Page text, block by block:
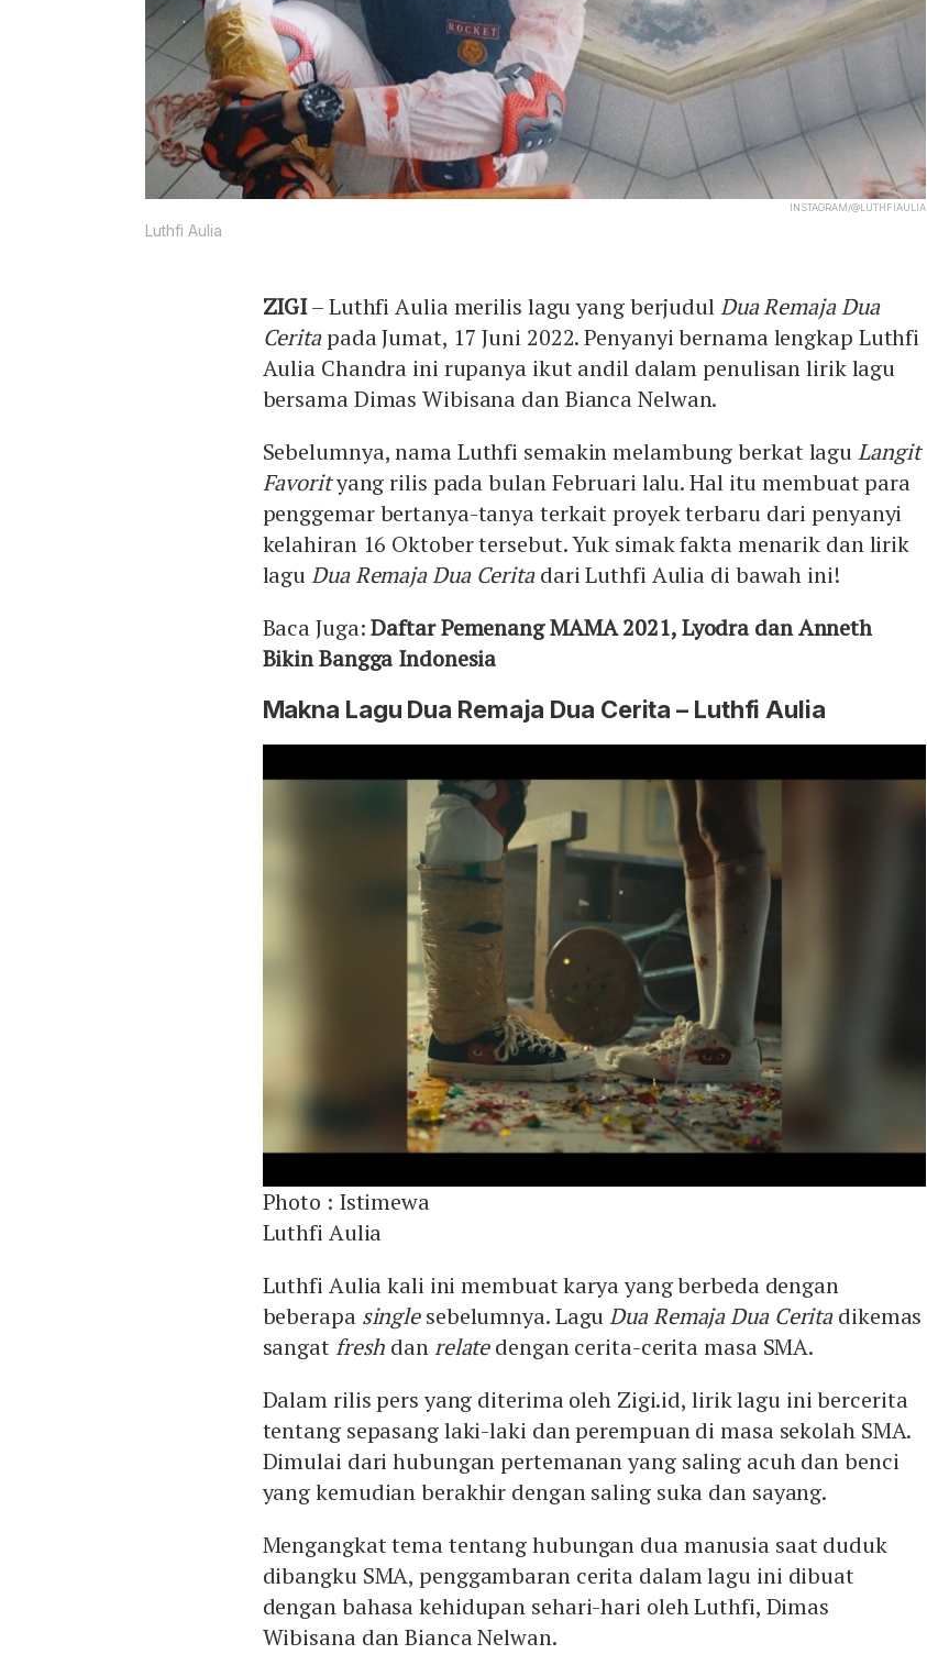
INSTAGRAM/@LUTHFIAULIA
Luthfi Aulia
ZIGI– Luthfi Aulia merilis lagu yang berjudulDua Remaja Dua
Ceritapada Jumat, 17 Juni 2022. Penyanyi bernama lengkap Luthfi
Aulia Chandra ini rupanya ikut andil dalam penulisan lirik lagu
bersama Dimas Wibisana dan Bianca Nelwan.
Sebelumnya, nama Luthfi semakin melambung berkat laguLangit
Favorityang rilis pada bulan Februari lalu. Hal itu membuat para
penggemar bertanya-tanya terkait proyek terbaru dari penyanyi
kelahiran 16 Oktober tersebut. Yuk simak fakta menarik dan lirik
laguDua Remaja Dua Ceritadari Luthfi Aulia di bawah ini!
Baca Juga:Daftar Pemenang MAMA 2021, Lyodra dan Anneth
Bikin Bangga Indonesia
Makna Lagu Dua Remaja Dua Cerita – Luthfi Aulia
Photo : Istimewa
Luthfi Aulia
Luthfi Aulia kali ini membuat karya yang berbeda dengan
beberapa singlesebelumnya. LaguDua Remaja Dua Ceritadikemas
sangat fresh danrelatedengan cerita-cerita masa SMA.
Dalam rilis pers yang diterima oleh Zigi.id, lirik lagu ini bercerita
tentang sepasang laki-laki dan perempuan di masa sekolah SMA.
Dimulai dari hubungan pertemanan yang saling acuh dan benci
yang kemudian berakhir dengan saling suka dan sayang.
Mengangkat tema tentang hubungan dua manusia saat duduk
dibangku SMA, penggambaran cerita dalam lagu ini dibuat
dengan bahasa kehidupan sehari-hari oleh Luthfi, Dimas
Wibisana dan Bianca Nelwan.